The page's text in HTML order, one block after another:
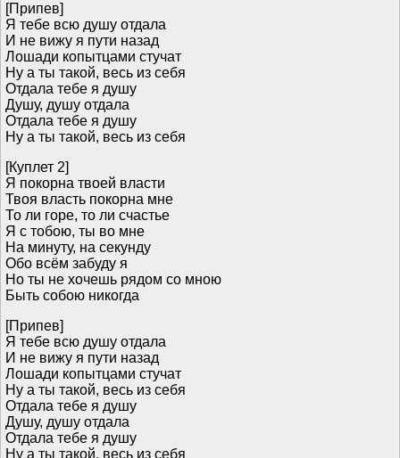
[Припев]
Я тебе всю душу отдала
И не вижу я пути назад
Лошади копытцами стучат
Ну а ты такой, весь из себя
Отдала тебе я душу
Душу, душу отдала
Отдала тебе я душу
Ну а ты такой, весь из себя
[Куплет 2]
Я покорна твоей власти
Твоя власть покорна мне
То ли горе, то ли счастье
Я с тобою, ты во мне
На минуту, на секунду
Обо всём забуду я
Но ты не хочешь рядом со мною
Быть собою никогда
[Припев]
Я тебе всю душу отдала
И не вижу я пути назад
Лошади копытцами стучат
Ну а ты такой, весь из себя
Отдала тебе я душу
Душу, душу отдала
Отдала тебе я душу
Ну а ты такой, весь из себя